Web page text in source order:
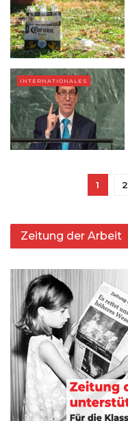
INTERNATIONALES
1 2
Zeitung der Arbeit